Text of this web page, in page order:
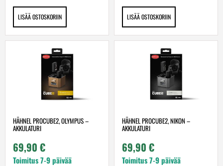
LISÄÄ OSTOSKORIIN LISÄÄ OSTOSKORIIN
HÄHNEL PROCUBE2, OLYMPUS –
AKKULATURI
69,90 €
Toimitus 7-9 päivää
HÄHNEL PROCUBE2, NIKON –
AKKULATURI
69,90 €
Toimitus 7-9 päivää